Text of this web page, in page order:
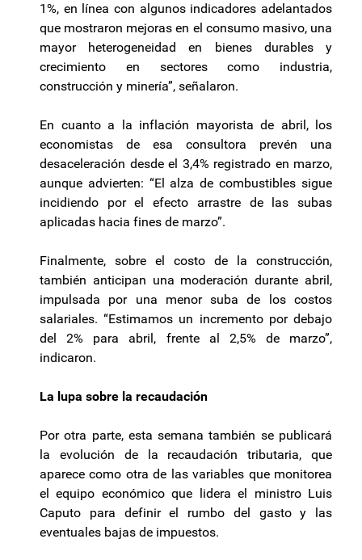
1%, en línea con algunos indicadores adelantados
que mostraron mejoras en el consumo masivo, una
mayor heterogeneidad en bienes durables y
crecimiento en sectores como industria,
construcción y minería”, señalaron.
En cuanto a la inflación mayorista de abril, los
economistas de esa consultora prevén una
desaceleración desde el 3,4% registrado en marzo,
aunque advierten: “El alza de combustibles sigue
incidiendo por el efecto arrastre de las subas
aplicadas hacia fines de marzo”.
Finalmente, sobre el costo de la construcción,
también anticipan una moderación durante abril,
impulsada por una menor suba de los costos
salariales. “Estimamos un incremento por debajo
del 2% para abril, frente al 2,5% de marzo”,
indicaron.
La lupa sobre la recaudación
Por otra parte, esta semana también se publicará
la evolución de la recaudación tributaria, que
aparece como otra de las variables que monitorea
el equipo económico que lidera el ministro Luis
Caputo para definir el rumbo del gasto y las
eventuales bajas de impuestos.